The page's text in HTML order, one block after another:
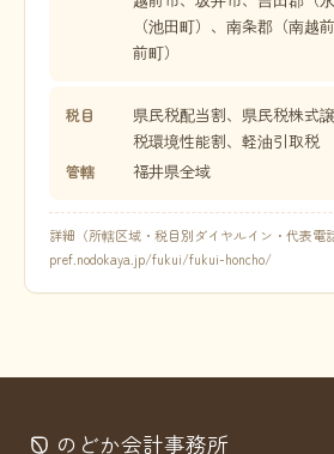
（池田町）、南条郡（南越
前町）
税目
県民税配当割、県民税株式
税環境性能割、軽油引取税
管轄 福井県全域
詳細（所轄区域・税目別ダイヤルイン・代表電
pref.nodokaya.jp/fukui/fukui-honcho/
のどか会計事務所